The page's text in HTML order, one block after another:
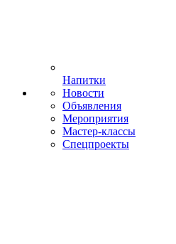
Напитки
Новости
Объявления
Мероприятия
Мастер-классы
Спецпроекты